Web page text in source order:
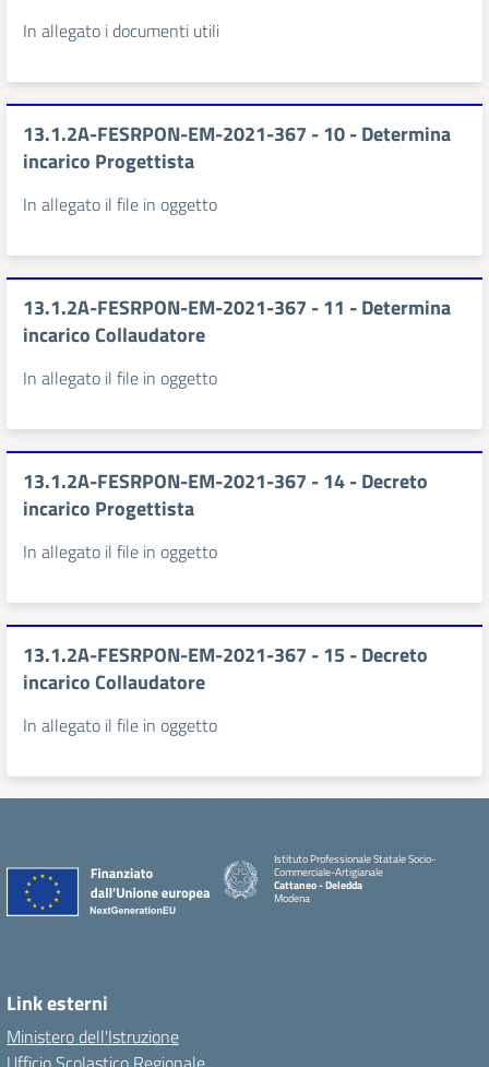
In allegato i documenti utili
13.1.2A-FESRPON-EM-2021-367 - 10 - Determina
incarico Progettista
In allegato il file in oggetto
13.1.2A-FESRPON-EM-2021-367 - 11 - Determina
incarico Collaudatore
In allegato il file in oggetto
13.1.2A-FESRPON-EM-2021-367 - 14 - Decreto
incarico Progettista
In allegato il file in oggetto
13.1.2A-FESRPON-EM-2021-367 - 15 - Decreto
incarico Collaudatore
In allegato il file in oggetto
Istituto Professionale Statale Socio-
Commerciale-Artigianale
Cattaneo - Deledda
Modena
Link esterni
Ministero dell'Istruzione